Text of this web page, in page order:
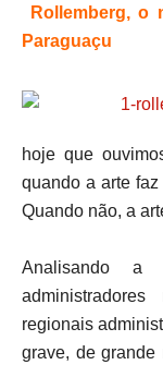
Rollemberg, o
Paraguaçu
hoje que
quando a arte
Quando não, a
Analisando a
regionais
grave, de grande